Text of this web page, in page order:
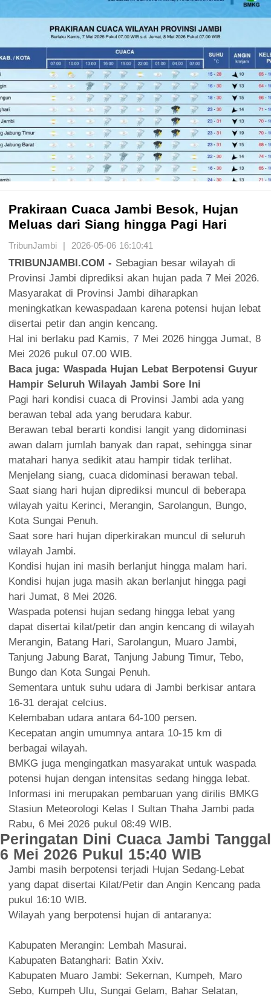
Prakiraan Cuaca Jambi Besok, Hujan
Meluas dari Siang hingga Pagi Hari
TribunJambi | 2026-05-06 16:10:41
TRIBUNJAMBI.COM - Sebagian besar wilayah di
Provinsi Jambi diprediksi akan hujan pada 7 Mei 2026.
Masyarakat di Provinsi Jambi diharapkan
meningkatkan kewaspadaan karena potensi hujan lebat
disertai petir dan angin kencang.
Hal ini berlaku pad Kamis, 7 Mei 2026 hingga Jumat, 8
Mei 2026 pukul 07.00 WIB.
Baca juga: Waspada Hujan Lebat Berpotensi Guyur
Hampir Seluruh Wilayah Jambi Sore Ini
Pagi hari kondisi cuaca di Provinsi Jambi ada yang
berawan tebal ada yang berudara kabur.
Berawan tebal berarti kondisi langit yang didominasi
awan dalam jumlah banyak dan rapat, sehingga sinar
matahari hanya sedikit atau hampir tidak terlihat.
Menjelang siang, cuaca didominasi berawan tebal.
Saat siang hari hujan diprediksi muncul di beberapa
wilayah yaitu Kerinci, Merangin, Sarolangun, Bungo,
Kota Sungai Penuh.
Saat sore hari hujan diperkirakan muncul di seluruh
wilayah Jambi.
Kondisi hujan ini masih berlanjut hingga malam hari.
Kondisi hujan juga masih akan berlanjut hingga pagi
hari Jumat, 8 Mei 2026.
Waspada potensi hujan sedang hingga lebat yang
dapat disertai kilat/petir dan angin kencang di wilayah
Merangin, Batang Hari, Sarolangun, Muaro Jambi,
Tanjung Jabung Barat, Tanjung Jabung Timur, Tebo,
Bungo dan Kota Sungai Penuh.
Sementara untuk suhu udara di Jambi berkisar antara
16-31 derajat celcius.
Kelembaban udara antara 64-100 persen.
Kecepatan angin umumnya antara 10-15 km di
berbagai wilayah.
BMKG juga mengingatkan masyarakat untuk waspada
potensi hujan dengan intensitas sedang hingga lebat.
Informasi ini merupakan pembaruan yang dirilis BMKG
Stasiun Meteorologi Kelas I Sultan Thaha Jambi pada
Rabu, 6 Mei 2026 pukul 08:49 WIB.
Peringatan Dini Cuaca Jambi Tanggal
6 Mei 2026 Pukul 15:40 WIB
Jambi masih berpotensi terjadi Hujan Sedang-Lebat
yang dapat disertai Kilat/Petir dan Angin Kencang pada
pukul 16:10 WIB.
Wilayah yang berpotensi hujan di antaranya:
Kabupaten Merangin: Lembah Masurai.
Kabupaten Batanghari: Batin Xxiv.
Kabupaten Muaro Jambi: Sekernan, Kumpeh, Maro
Sebo, Kumpeh Ulu, Sungai Gelam, Bahar Selatan,